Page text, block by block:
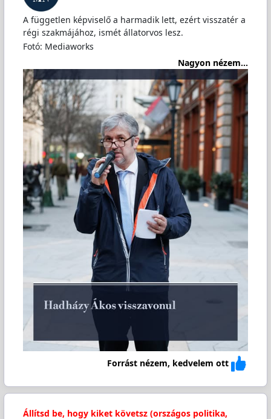
A független képviselő a harmadik lett, ezért visszatér a
régi szakmájához, ismét állatorvos lesz.
Fotó: Mediaworks
Nagyon nézem...
Forrást nézem, kedvelem ott
Állítsd be, hogy kiket követsz (országos politika,